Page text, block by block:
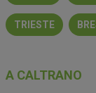
TRIESTE
A CALTRANO